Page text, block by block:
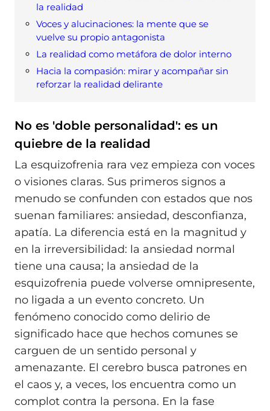
la realidad
Voces y alucinaciones: la mente que se
vuelve su propio antagonista
La realidad como metáfora de dolor interno
Hacia la compasión: mirar y acompañar sin
reforzar la realidad delirante
No es 'doble personalidad': es un
quiebre de la realidad
La esquizofrenia rara vez empieza con voces
o visiones claras. Sus primeros signos a
menudo se confunden con estados que nos
suenan familiares: ansiedad, desconfianza,
apatía. La diferencia está en la magnitud y
en la irreversibilidad: la ansiedad normal
tiene una causa; la ansiedad de la
esquizofrenia puede volverse omnipresente,
no ligada a un evento concreto. Un
fenómeno conocido como delirio de
significado hace que hechos comunes se
carguen de un sentido personal y
amenazante. El cerebro busca patrones en
el caos y, a veces, los encuentra como un
complot contra la persona. En la fase